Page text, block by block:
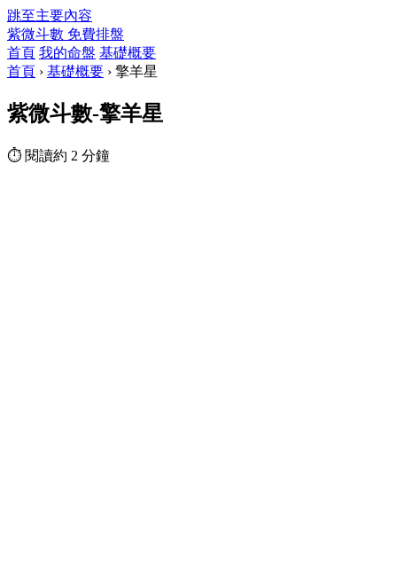
跳至主要內容
紫微斗數 免費排盤
首頁 我的命盤 基礎概要
首頁 › 基礎概要 › 擎羊星
紫微斗數-擎羊星
⏱ 閱讀約 2 分鐘